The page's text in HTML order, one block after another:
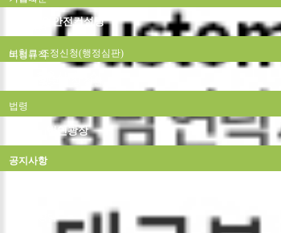
비정규직
보험료 조정신청(행정심판)
산업안전컨설팅
법령
법인광장
공지사항
온라인상담